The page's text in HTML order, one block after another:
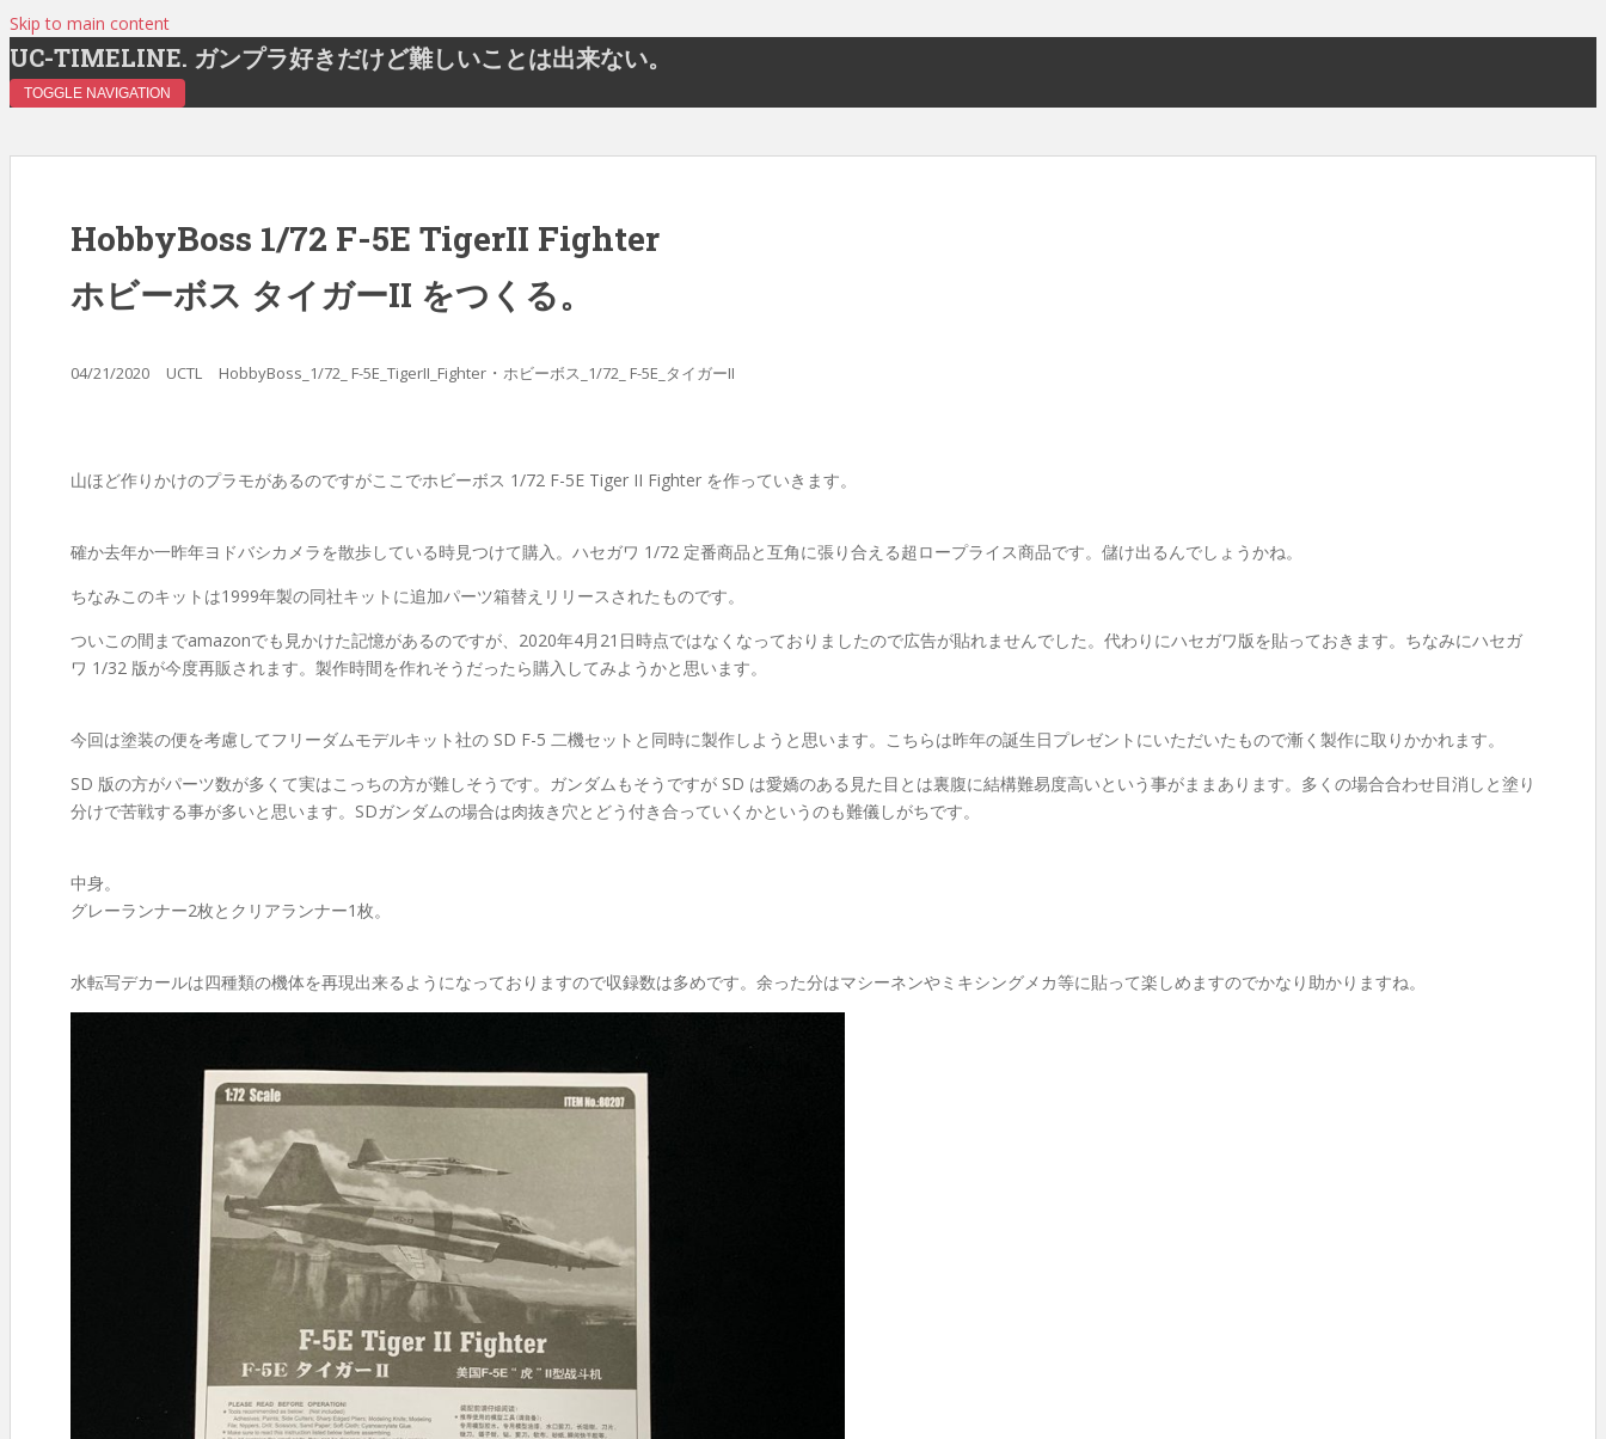
Skip to main content
UC-TIMELINE. ガンプラ好きだけど難しいことは出来ない。
TOGGLE NAVIGATION
HobbyBoss 1/72 F-5E TigerII Fighter
ホビーボス タイガーII をつくる。
04/21/2020 UCTL HobbyBoss_1/72_ F-5E_TigerII_Fighter ・ ホビーボス_1/72_ F-5E_タイガーII
山ほど作りかけのプラモがあるのですがここでホビーボス 1/72 F-5E Tiger II Fighter を作っていきます。
確か去年か一昨年ヨドバシカメラを散歩している時見つけて購入。ハセガワ 1/72 定番商品と互角に張り合える超ロープライス商品です。儲け出るんでしょうかね。
ちなみこのキットは1999年製の同社キットに追加パーツ箱替えリリースされたものです。
ついこの間までamazonでも見かけた記憶があるのですが、2020年4月21日時点ではなくなっておりましたので広告が貼れませんでした。代わりにハセガワ版を貼っておきます。ちなみにハセガ
ワ 1/32 版が今度再販されます。製作時間を作れそうだったら購入してみようかと思います。
今回は塗装の便を考慮してフリーダムモデルキット社の SD F-5 二機セットと同時に製作しようと思います。こちらは昨年の誕生日プレゼントにいただいたもので漸く製作に取りかかれます。
SD 版の方がパーツ数が多くて実はこっちの方が難しそうです。ガンダムもそうですが SD は愛嬌のある見た目とは裏腹に結構難易度高いという事がままあります。多くの場合合わせ目消しと塗り
分けで苦戦する事が多いと思います。SDガンダムの場合は肉抜き穴とどう付き合っていくかというのも難儀しがちです。
中身。
グレーランナー2枚とクリアランナー1枚。
水転写デカールは四種類の機体を再現出来るようになっておりますので収録数は多めです。余った分はマシーネンやミキシングメカ等に貼って楽しめますのでかなり助かりますね。